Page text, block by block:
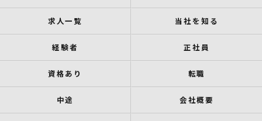
求人一覧 当社を知る
経験者 正社員
資格あり 転職
中途 会社概要